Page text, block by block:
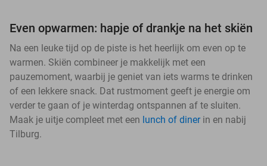
Even opwarmen: hapje of drankje na het skiën
Na een leuke tijd op de piste is het heerlijk om even op te
warmen. Skiën combineer je makkelijk met een
pauzemoment, waarbij je geniet van iets warms te drinken
of een lekkere snack. Dat rustmoment geeft je energie om
verder te gaan of je winterdag ontspannen af te sluiten.
Maak je uitje compleet met een lunch of dinerin en nabij
Tilburg.